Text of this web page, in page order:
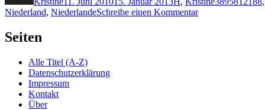
Niederland, NiederlandeSchreibe einen Kommentarzu
Seiten
Alle Titel (A-Z)
Datenschutzerklärung
Impressum
Kontakt
Über